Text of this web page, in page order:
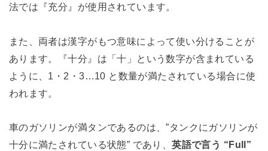
法では『充分』が使用されています。
また、両者は漢字がもつ意味によって使い分けることが
あります。『十分』は「十」という数字が含まれている
ように、1・2・3…10 と数量が満たされている場合に使
われます。
車のガソリンが満タンであるのは、”タンクにガソリンが
十分に満たされている状態” であり、英語で言う “Full”